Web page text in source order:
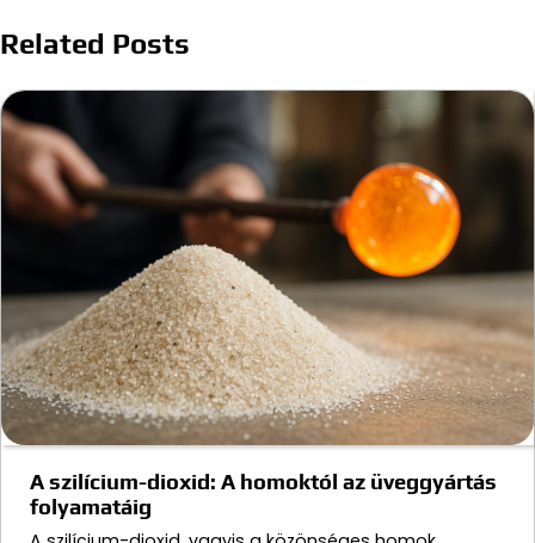
Related Posts
A szilícium-dioxid: A homoktól az üveggyártás
folyamatáig